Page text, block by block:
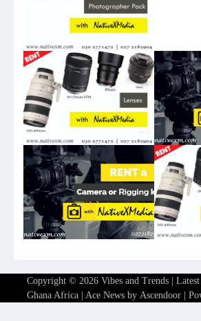
Copyright © 2026 Vibes and Trends |
Ghana Africa | Ace News by Ascendoor |